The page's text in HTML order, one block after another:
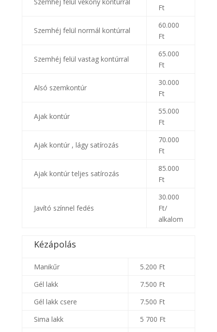
Ft
Szemhéj felül normál kontúrral
60.000
Ft
Szemhéj felül vastag kontúrral
65.000
Ft
Alsó szemkontúr
30.000
Ft
Ajak kontúr
55.000
Ft
Ajak kontúr , lágy satírozás
70.000
Ft
Ajak kontúr teljes satírozás
85.000
Ft
Javító színnel fedés
30.000
Ft/
alkalom
Kézápolás
Manikűr
5.200 Ft
Gél lakk
7.500 Ft
Gél lakk csere
7.500 Ft
Sima lakk
5 700 Ft